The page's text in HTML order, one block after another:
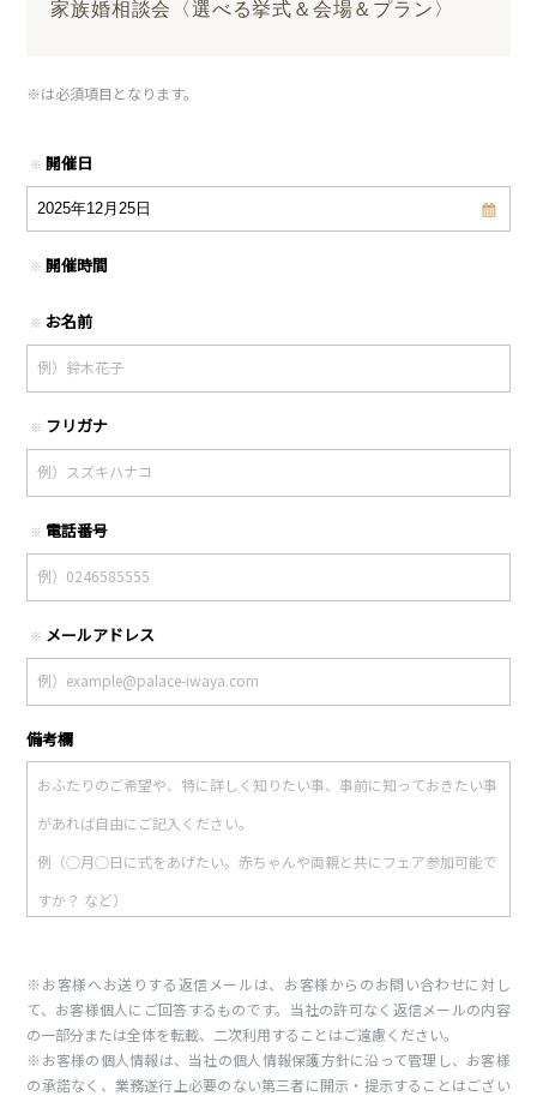
家族婚相談会〈選べる挙式＆会場＆プラン〉
※は必須項目となります。
※ 開催日
※ 開催時間
※ お名前
※ フリガナ
※ 電話番号
※ メールアドレス
備考欄
※お客様へお送りする返信メールは、お客様からのお問い合わせに対し
て、お客様個人にご回答するものです。当社の許可なく返信メールの内容
の一部分または全体を転載、二次利用することはご遠慮ください。
※お客様の個人情報は、当社の個人情報保護方針に沿って管理し、お客様
の承諾なく、業務遂行上必要のない第三者に開示・提示することはござい